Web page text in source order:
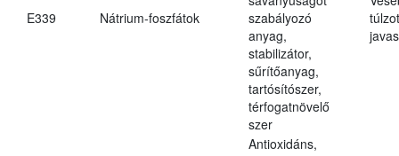
E339 Nátrium-foszfátok
szabályozó
anyag,
stabilizátor,
sűrítőanyag,
tartósítószer,
térfogatnövelő
szer
Antioxidáns,